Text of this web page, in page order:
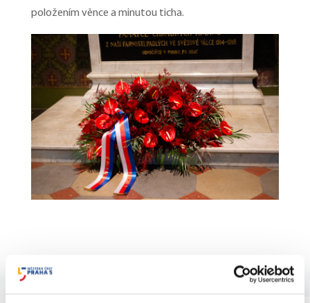
položením věnce a minutou ticha.